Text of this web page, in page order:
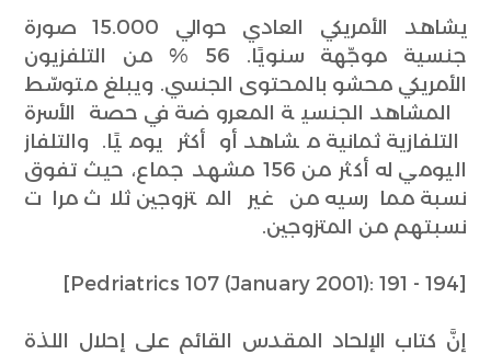
يشاهد الأمريكي العادي حوالي 15.000 صورة
جنسية موجّهة سنويًا. 56 % من التلفزيون
الأمريكي محشو بالمحتوى الجنسي. ويبلغ متوسّط
المشاهد الجنسية المعروضة في حصة الأسرة
التلفازية ثمانية مشاهد أو أكثر يوميًا. والتلفاز
اليومي له أكثر من 156 مشهد جماع، حيث تفوق
نسبة ممارسيه من غير المتزوجين ثلاث مرات
نسبتهم من المتزوجين.
[Pedriatrics 107 (January 2001): 191 - 194]
إنَّ كتاب الإلحاد المقدس القائم على إحلال اللذة